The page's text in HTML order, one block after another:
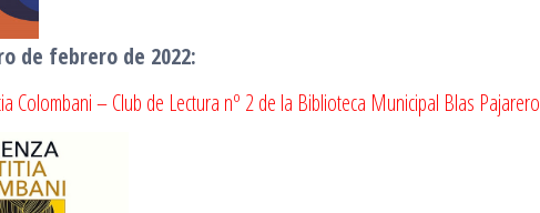
de febrero de 2022:
Colombani – Club de Lectura nº 2 de la Biblioteca Municipal Blas Pajarero